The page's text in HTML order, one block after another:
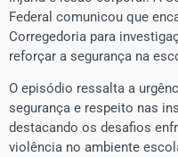
Federal comunicou que
Corregedoria para
reforçar a segurança na
O episódio ressalta a
segurança e respeito nas
destacando os desafios
violência no ambiente